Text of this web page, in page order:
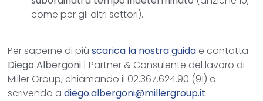
come per gli altri settori).
Per saperne di piùscarica la nostra guida e contatta
Diego Albergoni | Partner & Consulente del lavoro di
Miller Group, chiamando il 02.367.624.90 (91) o
scrivendo adiego.albergoni@millergroup.it